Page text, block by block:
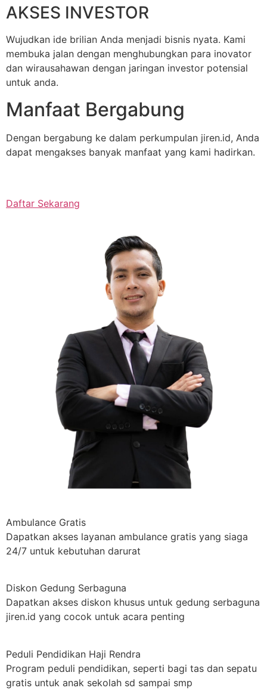
AKSES INVESTOR
Wujudkan ide brilian Anda menjadi bisnis nyata. Kami
membuka jalan dengan menghubungkan para inovator
dan wirausahawan dengan jaringan investor potensial
untuk anda.
Manfaat Bergabung
Dengan bergabung ke dalam perkumpulan jiren.id, Anda
dapat mengakses banyak manfaat yang kami hadirkan.
Daftar Sekarang
Ambulance Gratis
Dapatkan akses layanan ambulance gratis yang siaga
24/7 untuk kebutuhan darurat
Diskon Gedung Serbaguna
Dapatkan akses diskon khusus untuk gedung serbaguna
jiren.id yang cocok untuk acara penting
Peduli Pendidikan Haji Rendra
Program peduli pendidikan, seperti bagi tas dan sepatu
gratis untuk anak sekolah sd sampai smp